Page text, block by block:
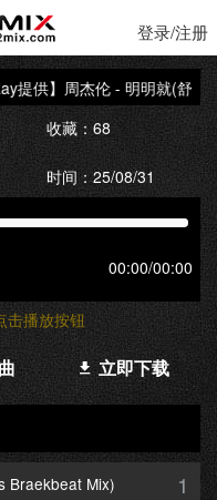
登录/注册
提供】周杰伦 - 明明就(舒克
收藏：68
时间：25/08/31
00:00/00:00
击播放按钮
立即下载
Braekbeat Mix) 1